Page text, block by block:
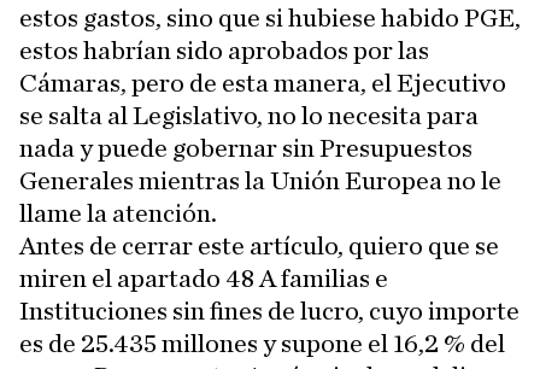
estos gastos, sino que si hubiese habido PGE,
estos habrían sido aprobados por las
Cámaras, pero de esta manera, el Ejecutivo
se salta al Legislativo, no lo necesita para
nada y puede gobernar sin Presupuestos
Generales mientras la Unión Europea no le
llame la atención.
Antes de cerrar este artículo, quiero que se
miren el apartado 48 A familias e
Instituciones sin fines de lucro, cuyo importe
es de 25.435 millones y supone el 16,2 % del